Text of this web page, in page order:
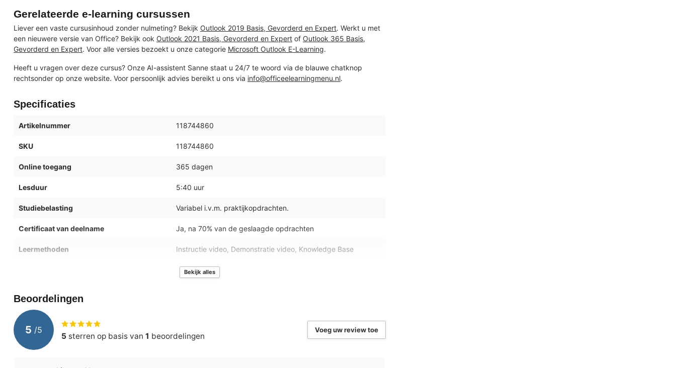
Gerelateerde e-learning cursussen
Liever een vaste cursusinhoud zonder nulmeting? Bekijk Outlook 2019 Basis, Gevorderd en Expert. Werkt u met
een nieuwere versie van Office? Bekijk ook Outlook 2021 Basis, Gevorderd en Expert of Outlook 365 Basis,
Gevorderd en Expert. Voor alle versies bezoekt u onze categorie Microsoft Outlook E-Learning.
Heeft u vragen over deze cursus? Onze AI-assistent Sanne staat u 24/7 te woord via de blauwe chatknop
rechtsonder op onze website. Voor persoonlijk advies bereikt u ons via info@officeelearningmenu.nl.
Specificaties
Artikelnummer 118744860
SKU 118744860
Online toegang 365 dagen
Lesduur 5:40 uur
Studiebelasting Variabel i.v.m. praktijkopdrachten.
Certificaat van deelname Ja, na 70% van de geslaagde opdrachten
Leermethoden Instructie video, Demonstratie video, Knowledge Base
Microsoft Windows, Google Chrome OS, Apple MacOS
Ondersteunde browsers
Examenoptie Mogelijk voor bijbehorend examennummer
Bekijk alles
Beoordelingen
5 /5
5 sterren op basis van 1 beoordelingen
Voeg uw review toe